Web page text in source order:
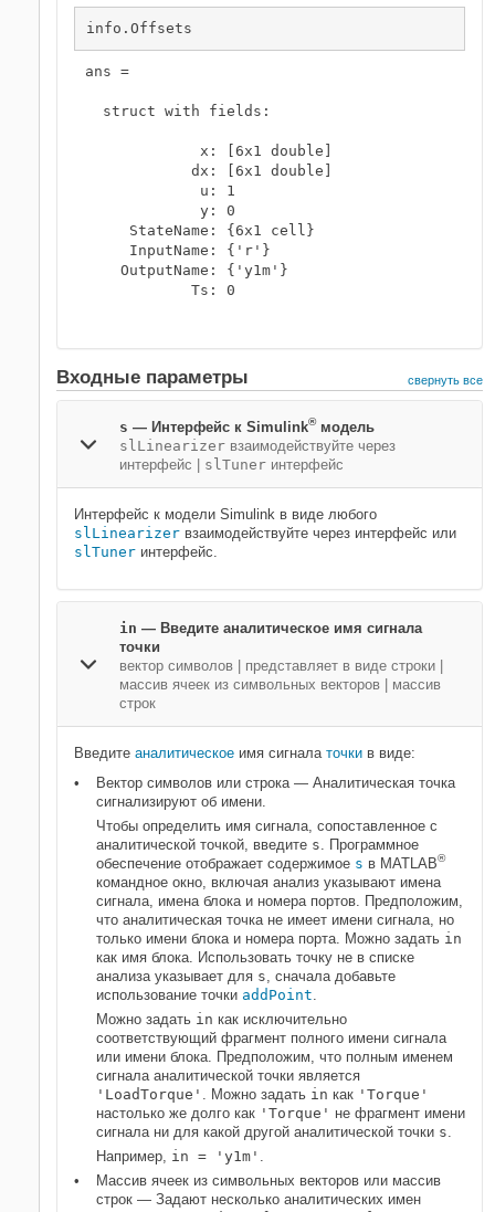
ans =
  struct with fields:
             x: [6x1 double]
            dx: [6x1 double]
             u: 1
             y: 0
     StateName: {6x1 cell}
     InputName: {'r'}
    OutputName: {'y1m'}
            Ts: 0
Входные параметры свернуть все
s — Интерфейс к Simulink®модель
slLinearizer взаимодействуйте через
интерфейс | slTuner интерфейс
Интерфейс к модели Simulink в виде любого
slLinearizer взаимодействуйте через интерфейс или
slTuner интерфейс.
in — Введите аналитическое имя сигнала
точки
вектор символов | представляет в виде строки |
массив ячеек из символьных векторов | массив
строк
Введите аналитическое имя сигнала точки в виде:
Вектор символов или строка — Аналитическая точка
сигнализируют об имени.
Чтобы определить имя сигнала, сопоставленное с
аналитической точкой, введите s . Программное
обеспечение отображает содержимое s в MATLAB®
командное окно, включая анализ указывают имена
сигнала, имена блока и номера портов. Предположим,
что аналитическая точка не имеет имени сигнала, но
только имени блока и номера порта. Можно задать in
как имя блока. Использовать точку не в списке
анализа указывает для s , сначала добавьте
использование точки addPoint
Можно задать in как исключительно
соответствующий фрагмент полного имени сигнала
или имени блока. Предположим, что полным именем
сигнала аналитической точки является
'LoadTorque'
. Можно задать in как 'Torque'
настолько же долго как 'Torque' не фрагмент имени
сигнала ни для какой другой аналитической точки s
Например, in = 'y1m'
Массив ячеек из символьных векторов или массив
строк — Задают несколько аналитических имен